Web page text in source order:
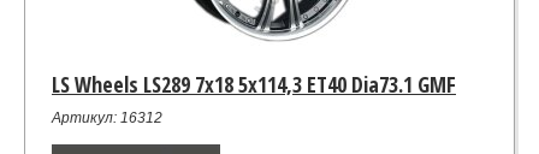
LS Wheels LS289 7x18 5x114,3 ET40 Dia73.1 GMF
Артикул: 16312